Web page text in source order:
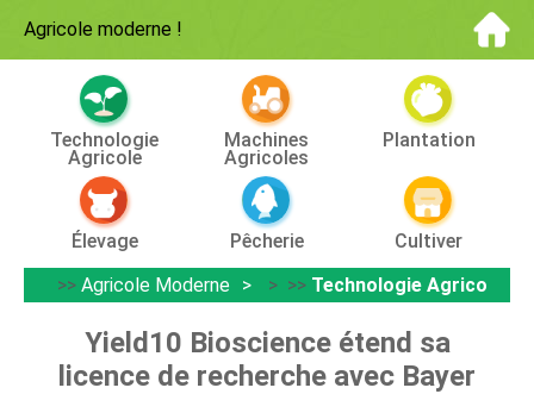
Agricole moderne !
Technologie
Agricole
Machines
Agricoles
Plantation
Élevage Pêcherie
Cultiver
>> Agricole Moderne > >> Technologie Agricole
Yield10 Bioscience étend sa
licence de recherche avec Bayer